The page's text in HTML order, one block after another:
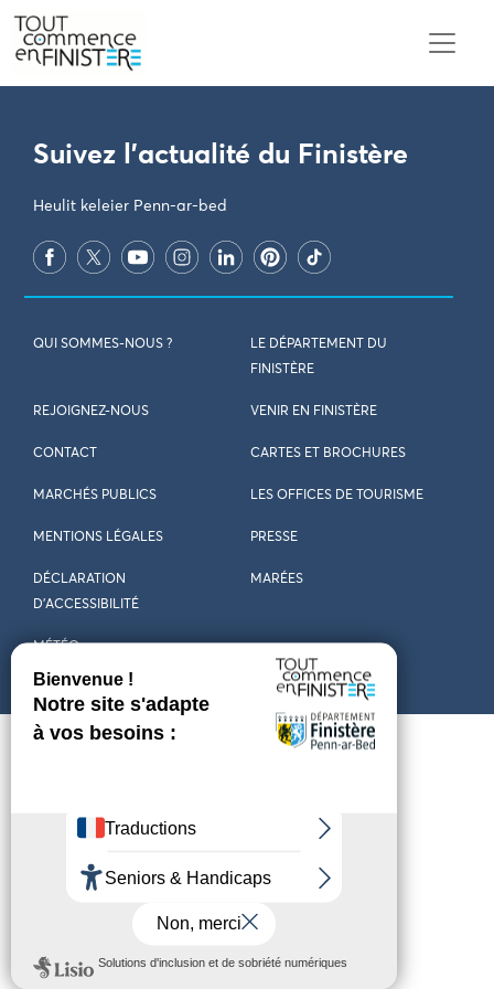
PARAMÈTRES DES COOKIES
Suivez l'actualité du Finistère
Heulit keleier Penn-ar-bed
QUI SOMMES-NOUS ?
LE DÉPARTEMENT DU
FINISTÈRE
REJOIGNEZ-NOUS VENIR EN FINISTÈRE
CONTACT CARTES ET BROCHURES
MARCHÉS PUBLICS LES OFFICES DE TOURISME
MENTIONS LÉGALES PRESSE
DÉCLARATION
D’ACCESSIBILITÉ
MARÉES
MÉTÉO